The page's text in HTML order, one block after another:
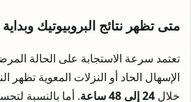
متى تظهر نتائج البروبيوتيك وبداية
تعتمد سرعة الاستجابة على الحالة
الإسهال الحاد أو النزلات المعوية تظهر
خلال 24 إلى 48 ساعة . أما بالنسبة